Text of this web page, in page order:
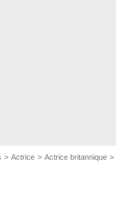
Actrice Actrice britannique